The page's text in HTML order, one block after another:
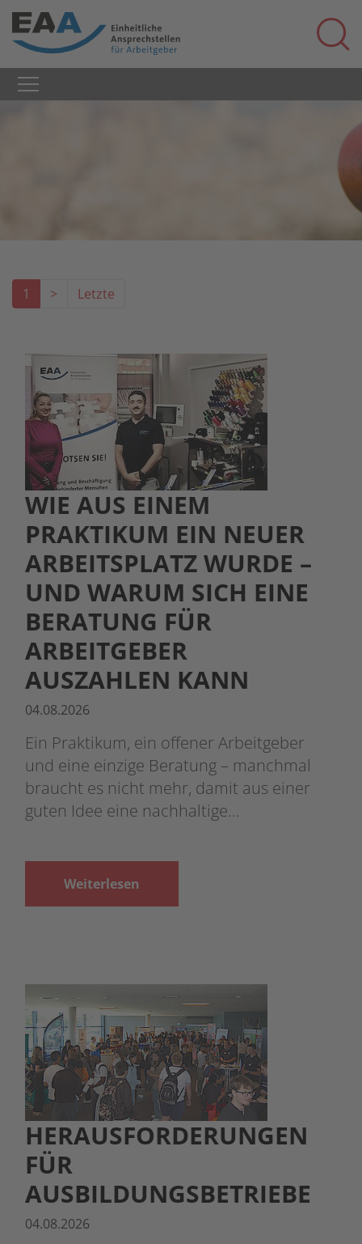
1 > Letzte
WIE AUS EINEM
PRAKTIKUM EIN NEUER
ARBEITSPLATZ WURDE –
UND WARUM SICH EINE
BERATUNG FÜR
ARBEITGEBER
AUSZAHLEN KANN
04.08.2026
Ein Praktikum, ein offener Arbeitgeber
und eine einzige Beratung – manchmal
braucht es nicht mehr, damit aus einer
guten Idee eine nachhaltige…
Weiterlesen
HERAUSFORDERUNGEN
FÜR
AUSBILDUNGSBETRIEBE
04.08.2026